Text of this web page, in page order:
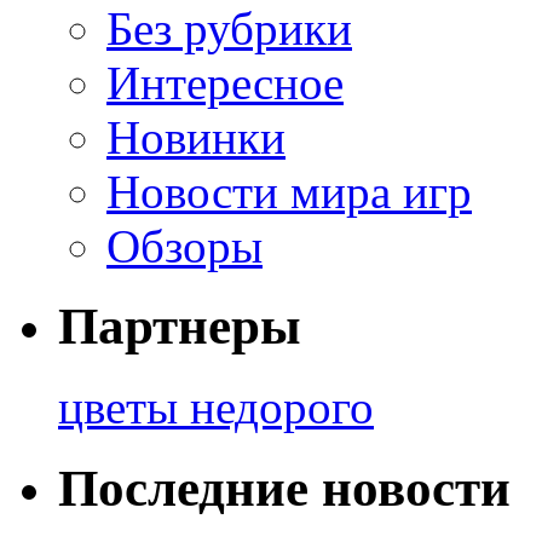
Без рубрики
Интересное
Новинки
Новости мира игр
Обзоры
Партнеры
цветы недорого
Последние новости